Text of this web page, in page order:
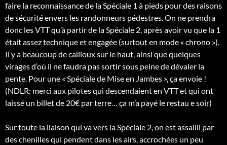
faire la reconnaissance de la Spéciale 1 à pieds pour des raisons
de sécurité envers les randonneurs pédestres. On ne prendra
donc les VTT qu’à partir de la Spéciale 2, après avoir vu que la 1
était assez technique et engagée (surtout en mode « chrono »).
Il y a beaucoup de cailloux sur le haut, ainsi que quelques
virages d’où il ne faudra pas sortir sous peine de dévaler la
pente. Pour une « Spéciale de Mise en Jambes », ça envoie !
(NDLR: merci aux pilotes qui descendaient en VTT et qui ont
laissé un billet de 20€ par terre… ça m’a payé le restau e soir)
Sur toute la liaison qui va vers la Spéciale 2, on est assailli par
des chenilles qui pendent dans les airs, accrochées un peu